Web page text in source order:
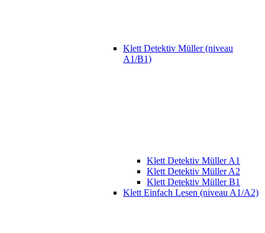
Klett Detektiv Müller (niveau
A1/B1)
Klett Detektiv Müller A1
Klett Detektiv Müller A2
Klett Detektiv Müller B1
Klett Einfach Lesen (niveau A1/A2)